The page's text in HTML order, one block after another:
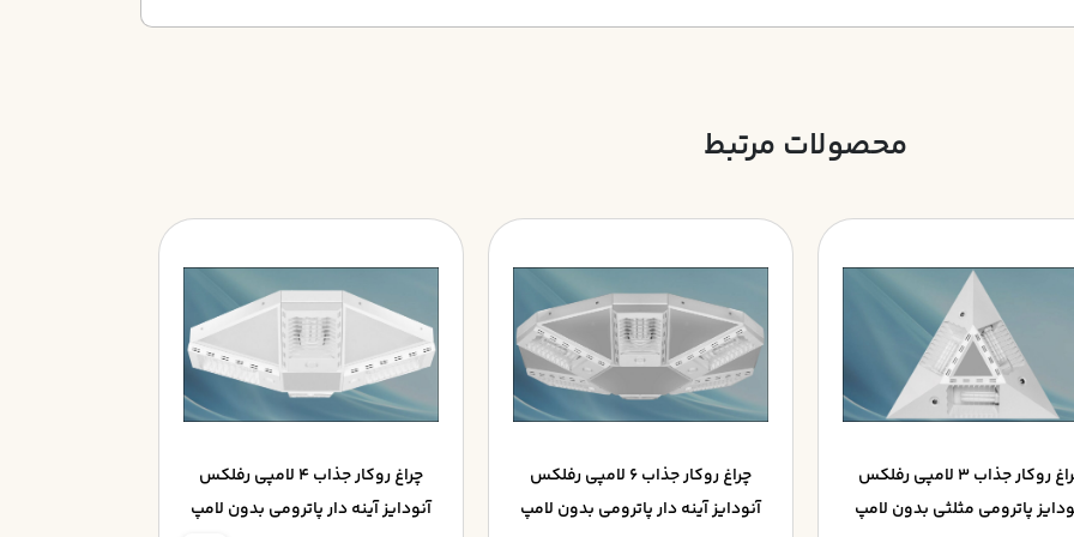
محصولات مرتبط
چراغ روکار جذاب 3 لامپي رفلکس
پاترومي مثلثي بدون لامپ
چراغ روکار جذاب 6 لامپي رفلکس
آنودايز آينه دار پاترومي بدون لامپ
چراغ روکار جذاب 4 لامپي رفلکس
آنودايز آينه دار پاترومي بدون لامپ